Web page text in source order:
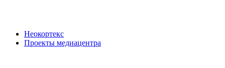
Неокортекс
Проекты медиацентра